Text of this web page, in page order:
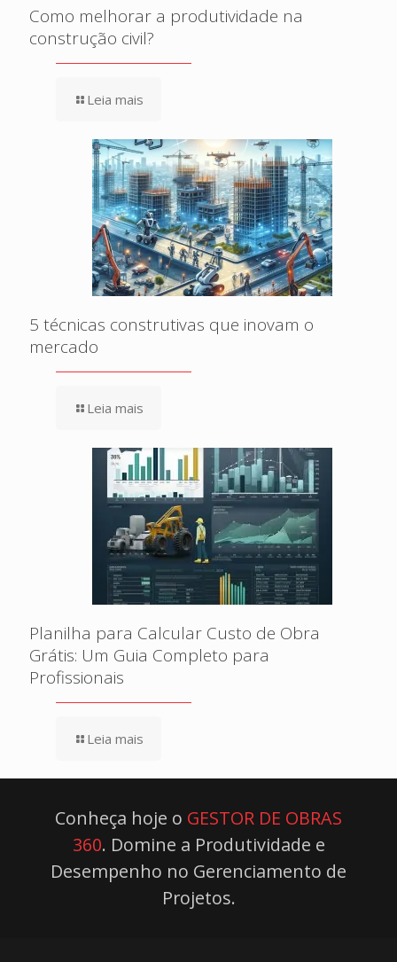
Como melhorar a produtividade na
construção civil?
Leia mais
5 técnicas construtivas que inovam o
mercado
Leia mais
Planilha para Calcular Custo de Obra
Grátis: Um Guia Completo para
Profissionais
Leia mais
Conheça hoje o GESTOR DE OBRAS
360. Domine a Produtividade e
Desempenho no Gerenciamento de
Projetos.